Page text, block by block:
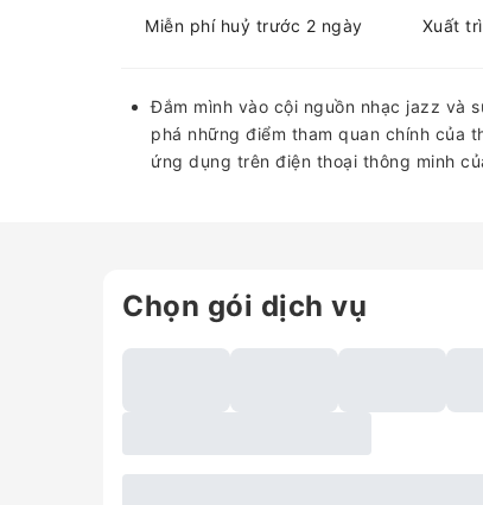
Miễn phí huỷ trước 2 ngày Xuất
Đắm mình vào cội nguồn nhạc jazz và
phá những điểm tham quan chính của
ứng dụng trên điện thoại thông minh
Chọn gói dịch vụ